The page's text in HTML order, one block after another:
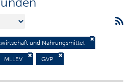
und Nahrungsmittel
MLLEV GVP